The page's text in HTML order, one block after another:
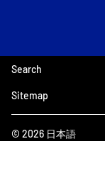
© 2026 日本語
Search
Sitemap